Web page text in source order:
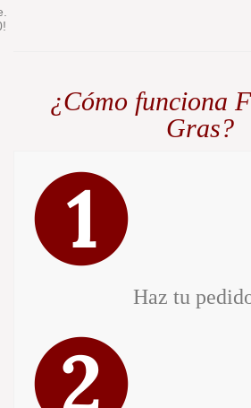
¿Cómo funciona
Gras?
Haz tu